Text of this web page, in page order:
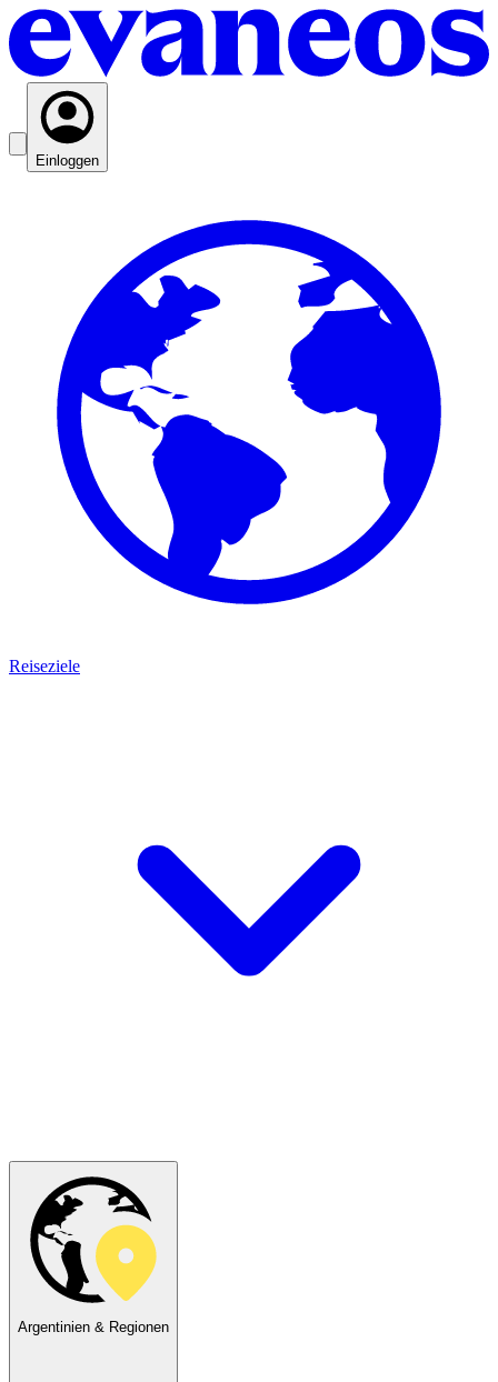
Einloggen
Reiseziele
Argentinien & Regionen